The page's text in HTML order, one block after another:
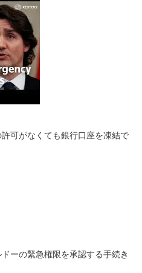
可がなくても銀行口座を凍結で
ーの緊急権限を承認する手続き